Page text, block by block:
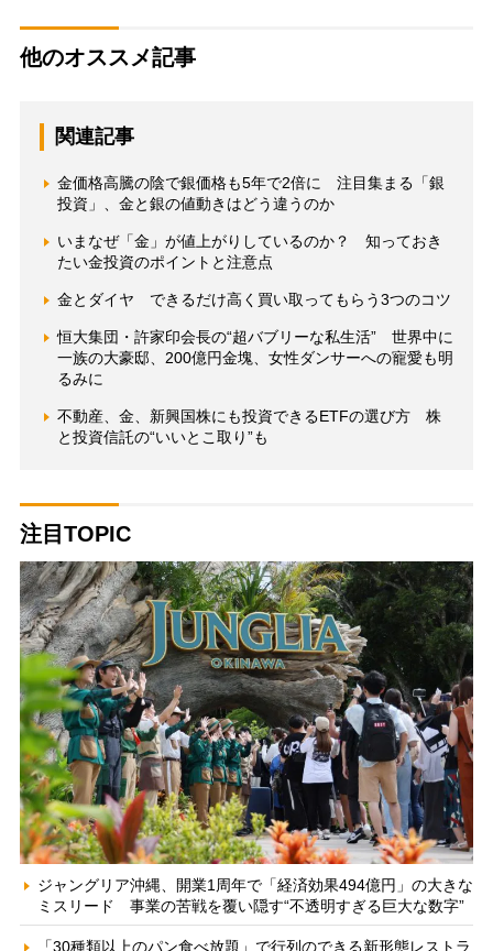
他のオススメ記事
関連記事
金価格高騰の陰で銀価格も5年で2倍に 注目集まる「銀
投資」、金と銀の値動きはどう違うのか
いまなぜ「金」が値上がりしているのか？ 知っておき
たい金投資のポイントと注意点
金とダイヤ できるだけ高く買い取ってもらう3つのコツ
恒大集団・許家印会長の“超バブリーな私生活” 世界中に
一族の大豪邸、200億円金塊、女性ダンサーへの寵愛も明
るみに
不動産、金、新興国株にも投資できるETFの選び方 株
と投資信託の“いいとこ取り”も
注目TOPIC
ジャングリア沖縄、開業1周年で「経済効果494億円」の大きな
ミスリード 事業の苦戦を覆い隠す“不透明すぎる巨大な数字”
「30種類以上のパン食べ放題」で行列のできる新形態レストラ